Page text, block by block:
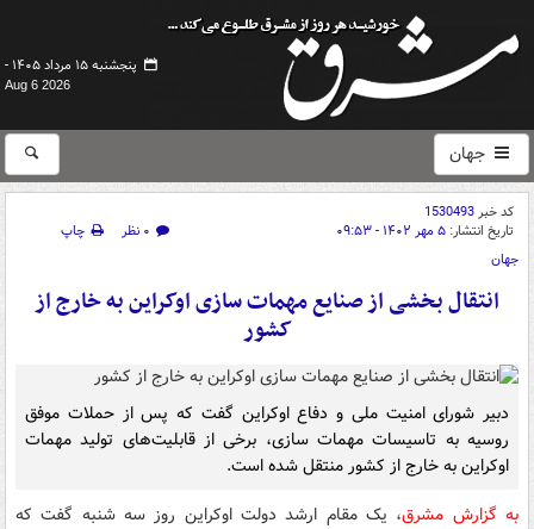
پنجشنبه ۱۵ مرداد ۱۴۰۵ -
Aug 6 2026
جهان
کد خبر1530493
تاریخ انتشار: ۵ مهر ۱۴۰۲ - ۰۹:۵۳ ۰ نظر
چاپ
جهان
انتقال بخشی از صنایع مهمات سازی اوکراین به خارج از
کشور
دبیر شورای امنیت ملی و دفاع اوکراین گفت که پس از حملات موفق
روسیه به تاسیسات مهمات سازی، برخی از قابلیت‌های تولید مهمات
اوکراین به خارج از کشور منتقل شده است.
به گزارش مشرق، یک مقام ارشد دولت اوکراین روز سه شنبه گفت که